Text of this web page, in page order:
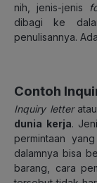
nih, jenis-jenis
dibagi ke
penulisannya.
Contoh
Inquiry letter atau
dunia kerja.
permintaan
dalamnya bisa
barang, cara